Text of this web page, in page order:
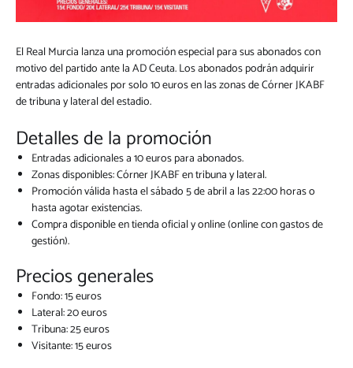
El Real Murcia lanza una promoción especial para sus abonados con
motivo del partido ante la AD Ceuta. Los abonados podrán adquirir
entradas adicionales por solo 10 euros en las zonas de Córner JKABF
de tribuna y lateral del estadio.
Detalles de la promoción
Entradas adicionales a 10 euros para abonados.
Zonas disponibles: Córner JKABF en tribuna y lateral.
Promoción válida hasta el sábado 5 de abril a las 22:00 horas o
hasta agotar existencias.
Compra disponible en tienda oficial y online (online con gastos de
gestión).
Precios generales
Fondo: 15 euros
Lateral: 20 euros
Tribuna: 25 euros
Visitante: 15 euros